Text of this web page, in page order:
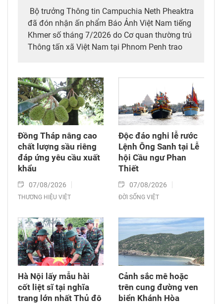
Bộ trưởng Thông tin Campuchia Neth Pheaktra
đã đón nhận ấn phẩm Báo Ảnh Việt Nam tiếng
Khmer số tháng 7/2026 do Cơ quan thường trú
Thông tấn xã Việt Nam tại Phnom Penh trao
Đồng Tháp nâng cao
chất lượng sầu riêng
đáp ứng yêu cầu xuất
khẩu
07/08/2026
THƯƠNG HIỆU VIỆT
Độc đáo nghi lễ rước
Lệnh Ông Sanh tại Lễ
hội Cầu ngư Phan
Thiết
07/08/2026
ĐỜI SỐNG VIỆT
Hà Nội lấy mẫu hài
cốt liệt sĩ tại nghĩa
trang lớn nhất Thủ đô
Cảnh sắc mê hoặc
trên cung đường ven
biển Khánh Hòa